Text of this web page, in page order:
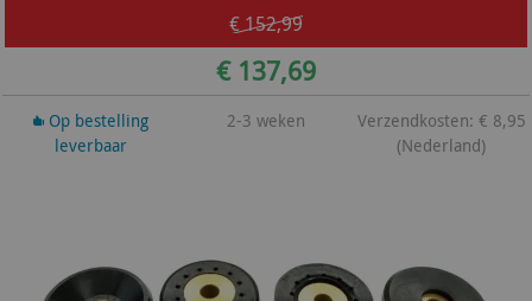
€ 152,99
€ 137,69
Op bestelling
leverbaar
2-3 weken
Verzendkosten: € 8,95
(Nederland)